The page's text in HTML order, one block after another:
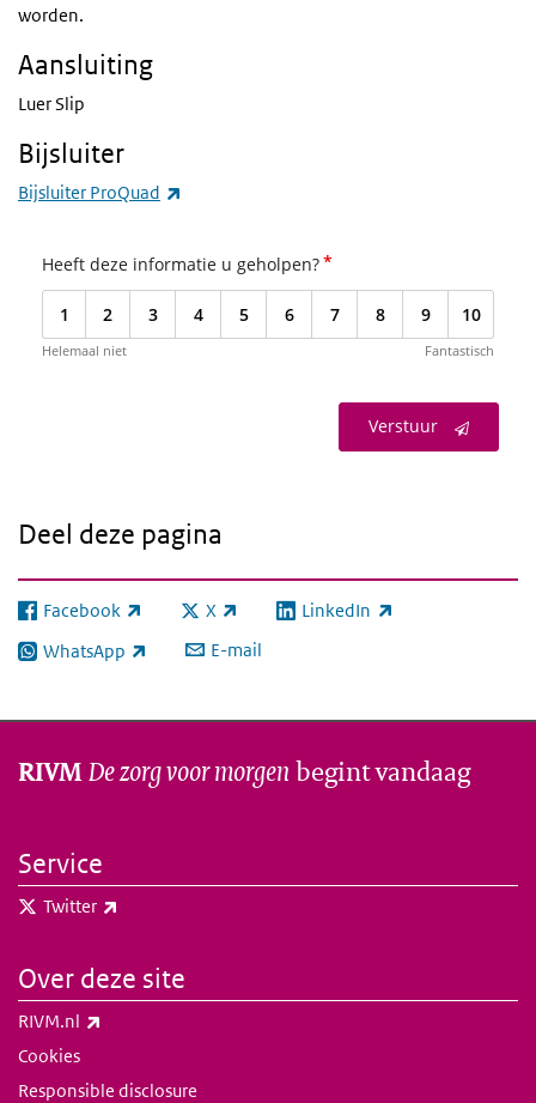
worden.
Aansluiting
Luer Slip
Bijsluiter
Bijsluiter ProQuad
Heeft deze informatie u geholpen?*
1 2 3 4 5 6 7 8 9 10
Helemaal niet Fantastisch
Verstuur
Deel deze pagina
Facebook
(externe link) X
(externe link) LinkedIn
(externe link)
WhatsApp
(externe link) E-mail
RIVMDe zorg voor morgen begint vandaag
Service
Twitter
Over deze site
RIVM.nl
Cookies
Responsible disclosure